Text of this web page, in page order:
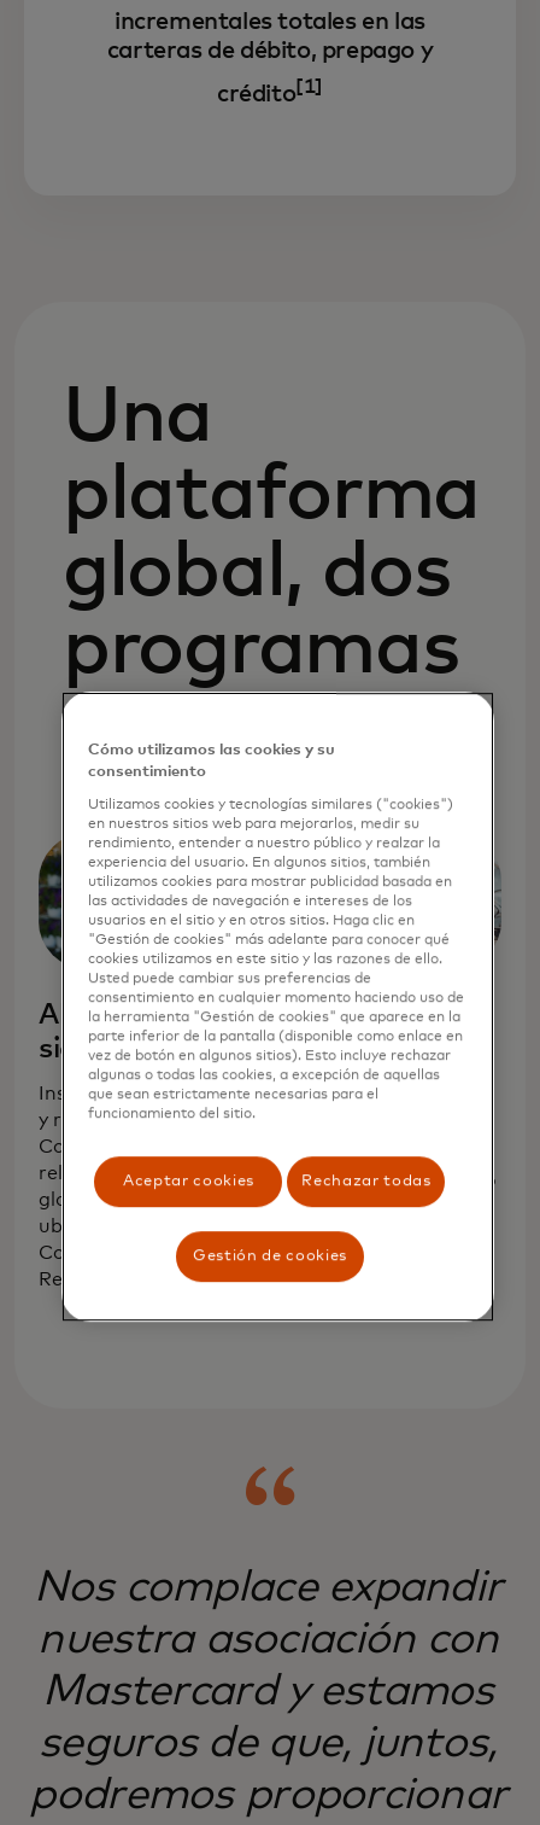
incrementales totales en las
carteras de débito, prepago y
crédito[1]
Una
plataforma
global, dos
programas
poderosos
Ahorros fáciles -
siempre activos
Inscripción automática
y reembolsos de
Comercios digitales
relevantes a nivel
global y más de 50,000
ubicaciones de
Comercios en EE. UU. y
Reino Unido.
Ofertas
Especiales de
Ahorro Fácil
nivel global y local,
canjeables al momento
del pago, para obtener
descuentos
instantáneos.
Nos complace expandir
nuestra asociación con
Mastercard y estamos
seguros de que, juntos,
podremos proporcionar
Cómo utilizamos las cookies y su
consentimiento
Utilizamos cookies y tecnologías similares ("cookies")
en nuestros sitios web para mejorarlos, medir su
rendimiento, entender a nuestro público y realzar la
experiencia del usuario. En algunos sitios, también
utilizamos cookies para mostrar publicidad basada en
las actividades de navegación e intereses de los
usuarios en el sitio y en otros sitios. Haga clic en
"Gestión de cookies" más adelante para conocer qué
cookies utilizamos en este sitio y las razones de ello.
Usted puede cambiar sus preferencias de
consentimiento en cualquier momento haciendo uso de
la herramienta "Gestión de cookies" que aparece en la
parte inferior de la pantalla (disponible como enlace en
vez de botón en algunos sitios). Esto incluye rechazar
algunas o todas las cookies, a excepción de aquellas
que sean estrictamente necesarias para el
funcionamiento del sitio.
Aceptar cookies Rechazar todas
Gestión de cookies